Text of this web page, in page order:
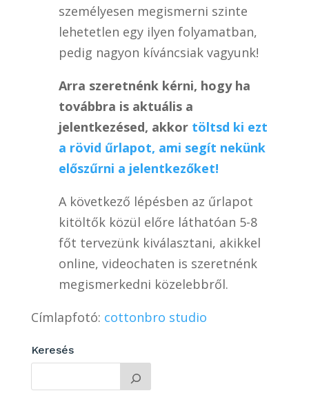
személyesen megismerni szinte
lehetetlen egy ilyen folyamatban,
pedig nagyon kíváncsiak vagyunk!
Arra szeretnénk kérni, hogy ha
továbbra is aktuális a
jelentkezésed, akkor töltsd ki ezt
a rövid űrlapot, ami segít nekünk
előszűrni a jelentkezőket!
A következő lépésben az űrlapot
kitöltők közül előre láthatóan 5-8
főt tervezünk kiválasztani, akikkel
online, videochaten is szeretnénk
megismerkedni közelebbről.
Címlapfotó: cottonbro studio
Keresés